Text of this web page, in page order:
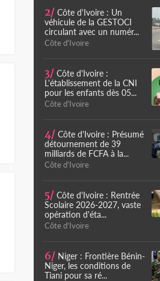
2/ Côte d'Ivoire : Un
véhicule de la GESTOCI
circulant avec un numér...
Côte d'Ivoire
3/ Côte d'Ivoire :
L'établissement de la CNI
pour les enfants dès 05...
Côte d'Ivoire
4/ Côte d'Ivoire : Présumé
détournement de 39
milliards de FCFA à la...
Côte d'Ivoire
5/ Côte d'Ivoire : Rentrée
Scolaire 2026-2027, vaste
opération d'éta...
Côte d'Ivoire
6/ Niger : Frontière Bénin-
Niger, les conditions de
Tiani pour sa ré...